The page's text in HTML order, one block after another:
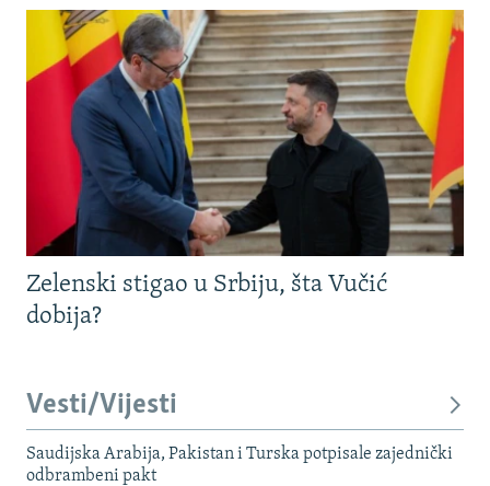
Zelenski stigao u Srbiju, šta Vučić
dobija?
Vesti/Vijesti
Saudijska Arabija, Pakistan i Turska potpisale zajednički
odbrambeni pakt